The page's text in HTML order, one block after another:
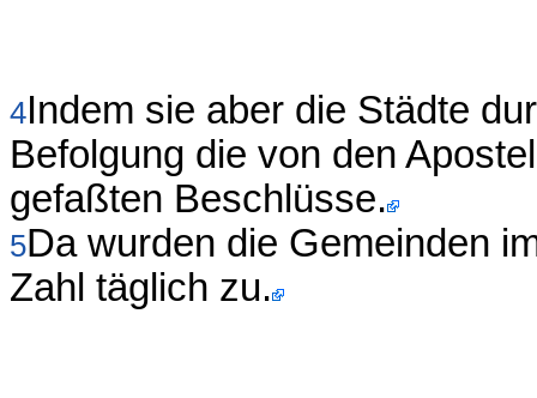
4Indem sie aber die Städte
Befolgung die von den
gefaßten Beschlüsse.
5Da wurden die Gemeinden
Zahl täglich zu.